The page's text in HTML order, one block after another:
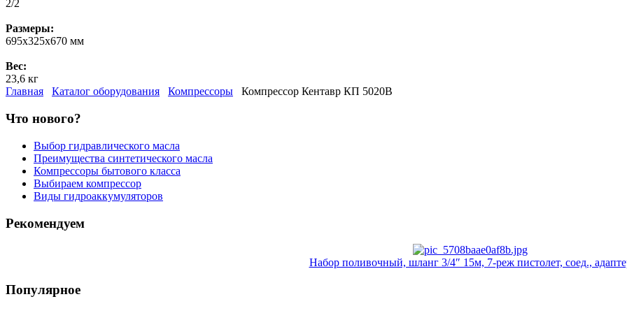
2/2
Размеры:
695х325х670 мм
Вес:
23,6 кг
Главная
Каталог оборудования Компрессоры Компрессор Кентавр КП 5020В
Что нового?
Выбор гидравлического масла
Преимущества синтетического масла
Компрессоры бытового класса
Выбираем компрессор
Виды гидроаккумуляторов
Рекомендуем
Набор поливочный, шланг 3/4″ 15м, 7-реж пистолет, соед.,
Популярное